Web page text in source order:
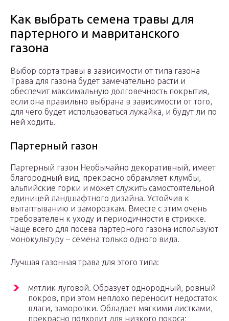
Как выбрать семена травы для
партерного и мавританского
газона
Выбор сорта травы в зависимости от типа газона
Трава для газона будет замечательно расти и
обеспечит максимальную долговечность покрытия,
если она правильно выбрана в зависимости от того,
для чего будет использоваться лужайка, и будут ли по
ней ходить.
Партерный газон
Партерный газон Необычайно декоративный, имеет
благородный вид, прекрасно обрамляет клумбы,
альпийские горки и может служить самостоятельной
единицей ландшафтного дизайна. Устойчив к
вытаптыванию и заморозкам. Вместе с этим очень
требователен к уходу и периодичности в стрижке.
Чаще всего для посева партерного газона используют
монокультуру – семена только одного вида.
Лучшая газонная трава для этого типа:
мятлик луговой. Образует однородный, ровный
покров, при этом неплохо переносит недостаток
влаги, заморозки. Обладает мягкими листками,
прекрасно подходит для низкого покоса;